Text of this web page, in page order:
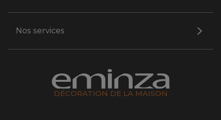
Nos services
DÉCORATION DE LA MAISON